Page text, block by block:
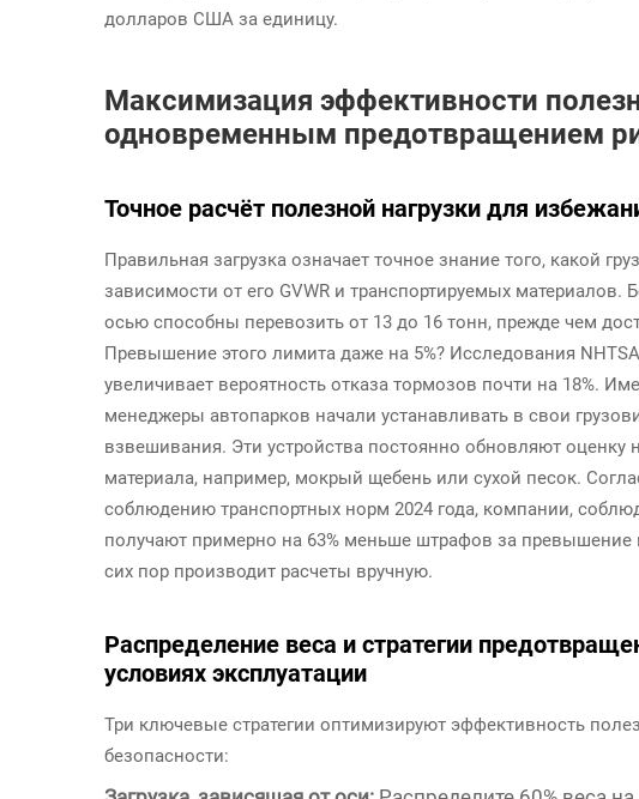
долларов США за единицу.
Максимизация эффективности
одновременным предотвращением
Точное расчёт полезной нагрузки для
Правильная загрузка означает точное знание того, какой
зависимости от его GVWR и транспортируемых
осью способны перевозить от 13 до 16 тонн, прежде чем
Превышение этого лимита даже на 5%? Исследования
увеличивает вероятность отказа тормозов почти на 18%.
менеджеры автопарков начали устанавливать в свои
взвешивания. Эти устройства постоянно обновляют оценку
материала, например, мокрый щебень или сухой песок.
соблюдению транспортных норм 2024 года, компании,
получают примерно на 63% меньше штрафов за превышение
сих пор производит расчеты вручную.
Распределение веса и стратегии
условиях эксплуатации
Три ключевые стратегии оптимизируют эффективность
безопасности: